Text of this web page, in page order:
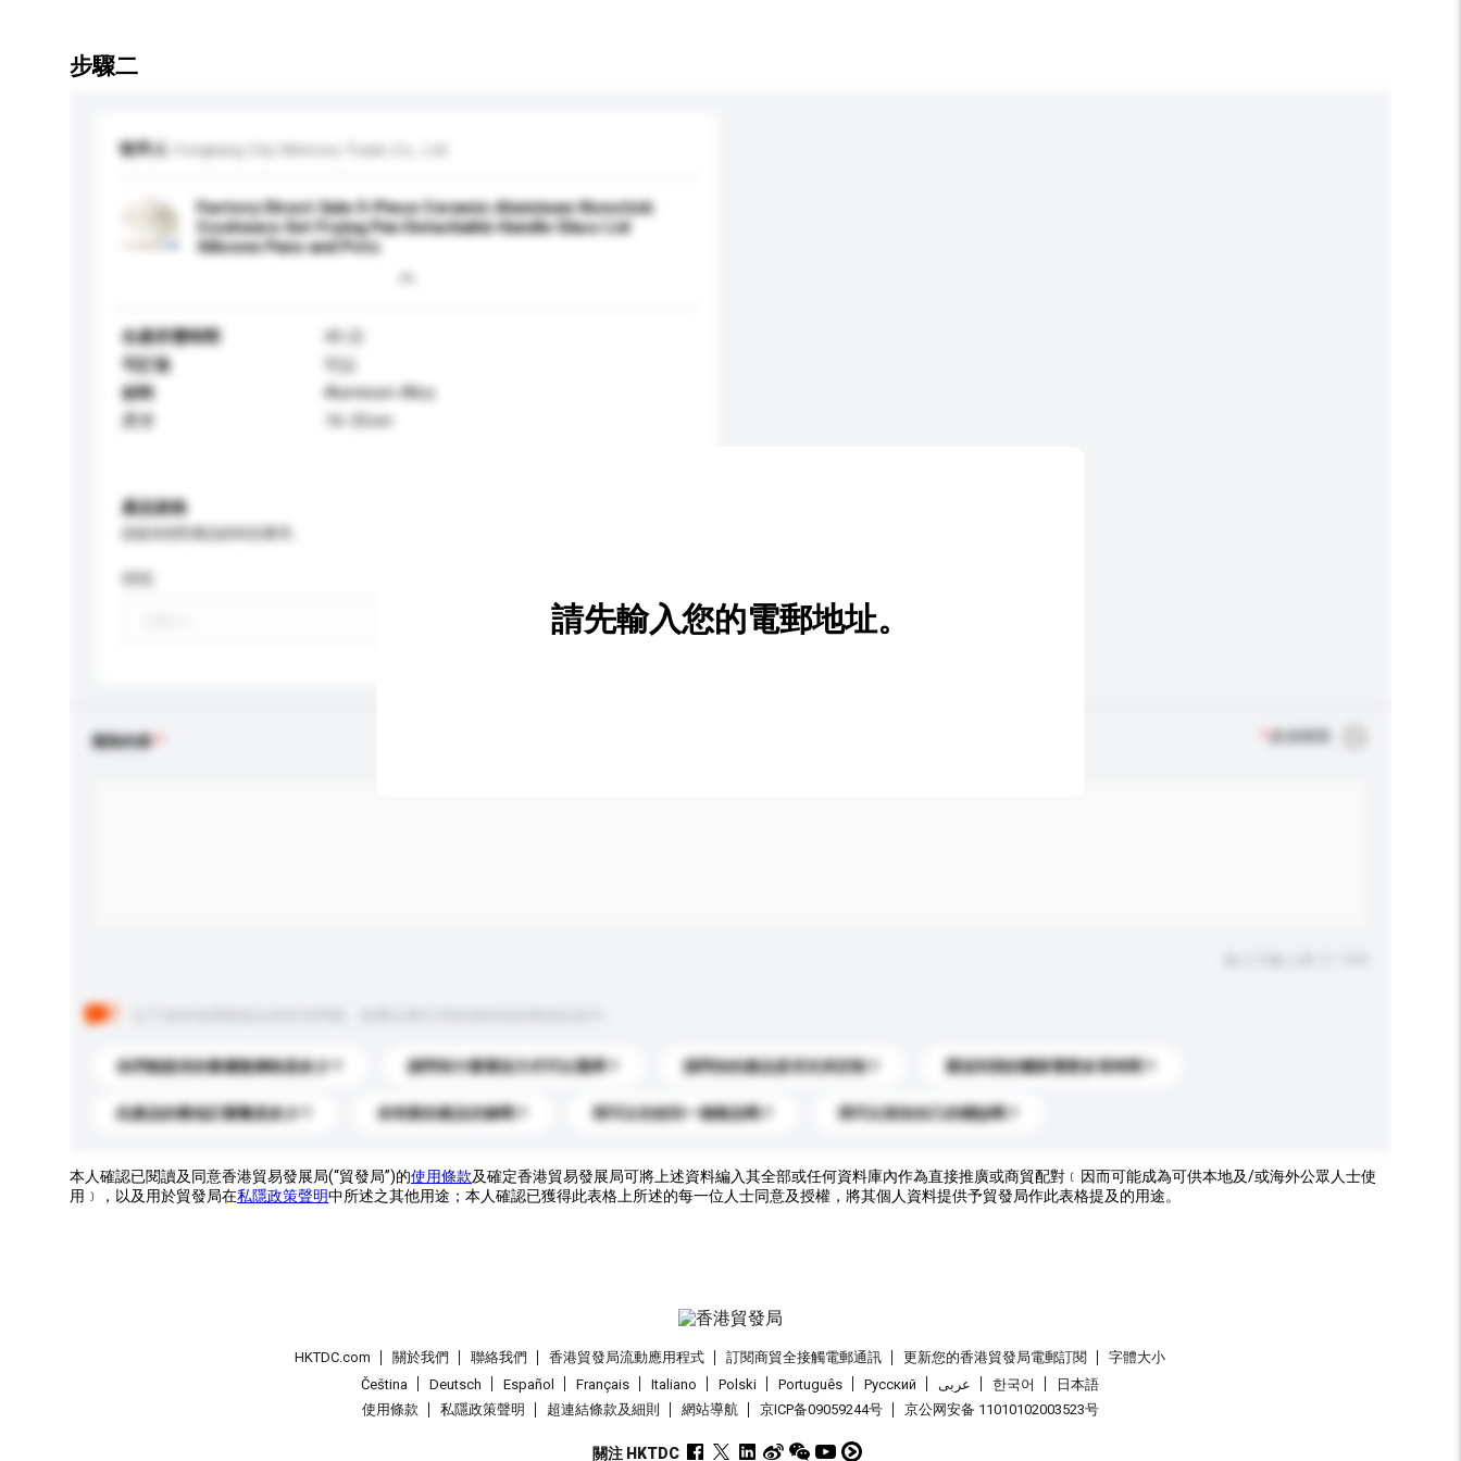
步驟二
收件人 Yongkang City Memory Trade Co., Ltd
Factory Direct Sale 5-Piece Ceramic Aluminum Nonstick
Cookware Set Frying Pan Detachable Handle Glass Lid
Silicone Pans and Pots
生產所需時間
45 日
可訂造
可以
材料
Aluminum Alloy
16-32cm
產品規格
新增/刪除選項
查詢內容
你們能提供的最優惠價格是多少？ 請問有什麼運送方式可以選擇？ 請問你的產品是否支持定制？ 運送到我的國家需要多長時間？
此產品的最低訂購量是多少？ 你有新的產品目錄嗎？ 我可以先收到一個樣品嗎？ 我可以添加自己的標誌嗎？
請先輸入您的電郵地址。
本人確認已閱讀及同意香港貿易發展局(“貿發局”)的使用條款及確定香港貿易發展局可將上述資料編入其全部或任何資料庫內作為直接推廣或商貿配對﹝因而可能成為可供本地及/或海外公眾人士使
用﹞，以及用於貿發局在私隱政策聲明中所述之其他用途；本人確認已獲得此表格上所述的每一位人士同意及授權，將其個人資料提供予貿發局作此表格提及的用途。
HKTDC.com 關於我們 聯絡我們 香港貿發局流動應用程式 訂閱商貿全接觸電郵通訊 更新您的香港貿發局電郵訂閱
字體大小
Čeština
Deutsch Español Français Italiano Polski Português Pусский عربى 한국어
日本語
使用條款
私隱政策聲明 超連結條款及細則 網站導航 京ICP备09059244号 京公网安备 11010102003523号
關注 HKTDC